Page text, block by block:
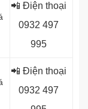
📲 Điện thoại
0932 497
995
📲 Điện thoại
0932 497